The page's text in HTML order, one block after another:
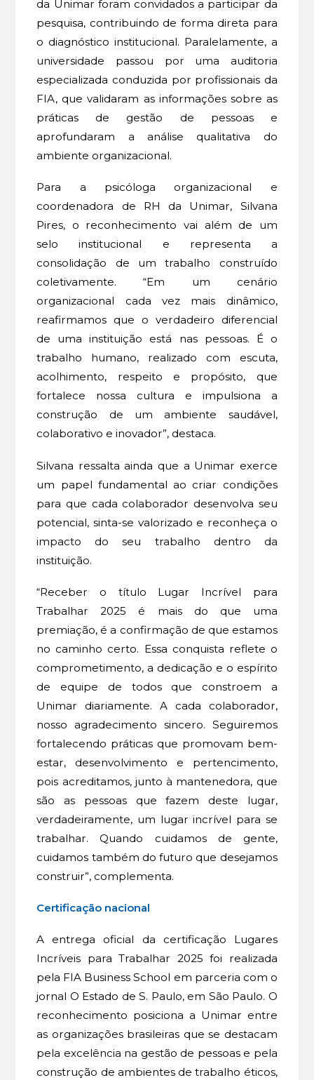
da Unimar foram convidados a participar da
pesquisa, contribuindo de forma direta para
o diagnóstico institucional. Paralelamente, a
universidade passou por uma auditoria
especializada conduzida por profissionais da
FIA, que validaram as informações sobre as
práticas de gestão de pessoas e
aprofundaram a análise qualitativa do
ambiente organizacional.
Para a psicóloga organizacional e
coordenadora de RH da Unimar, Silvana
Pires, o reconhecimento vai além de um
selo institucional e representa a
consolidação de um trabalho construído
coletivamente. “Em um cenário
organizacional cada vez mais dinâmico,
reafirmamos que o verdadeiro diferencial
de uma instituição está nas pessoas. É o
trabalho humano, realizado com escuta,
acolhimento, respeito e propósito, que
fortalece nossa cultura e impulsiona a
construção de um ambiente saudável,
colaborativo e inovador”, destaca.
Silvana ressalta ainda que a Unimar exerce
um papel fundamental ao criar condições
para que cada colaborador desenvolva seu
potencial, sinta-se valorizado e reconheça o
impacto do seu trabalho dentro da
instituição.
“Receber o título Lugar Incrível para
Trabalhar 2025 é mais do que uma
premiação, é a confirmação de que estamos
no caminho certo. Essa conquista reflete o
comprometimento, a dedicação e o espírito
de equipe de todos que constroem a
Unimar diariamente. A cada colaborador,
nosso agradecimento sincero. Seguiremos
fortalecendo práticas que promovam bem-
estar, desenvolvimento e pertencimento,
pois acreditamos, junto à mantenedora, que
são as pessoas que fazem deste lugar,
verdadeiramente, um lugar incrível para se
trabalhar. Quando cuidamos de gente,
cuidamos também do futuro que desejamos
construir”, complementa.
Certificação nacional
A entrega oficial da certificação Lugares
Incríveis para Trabalhar 2025 foi realizada
pela FIA Business School em parceria com o
jornal O Estado de S. Paulo, em São Paulo. O
reconhecimento posiciona a Unimar entre
as organizações brasileiras que se destacam
pela excelência na gestão de pessoas e pela
construção de ambientes de trabalho éticos,